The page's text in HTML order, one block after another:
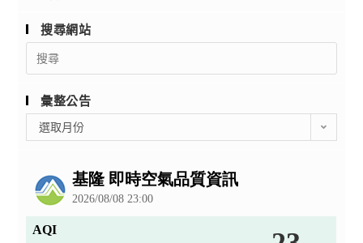
搜尋網站
Search
for:
彙整公告
整
選取月份